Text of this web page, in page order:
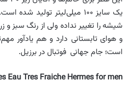
یک سایز ۱۰۰ میلی‌لیتر تولید
شیشه را تغییر نداده ولی از رنگ سبز و
و هوای تابستانی دارد و هم یادآور
است؛ جام جهانی فوتبال در برزیل.
Eau Tres Fraiche Hermes for men